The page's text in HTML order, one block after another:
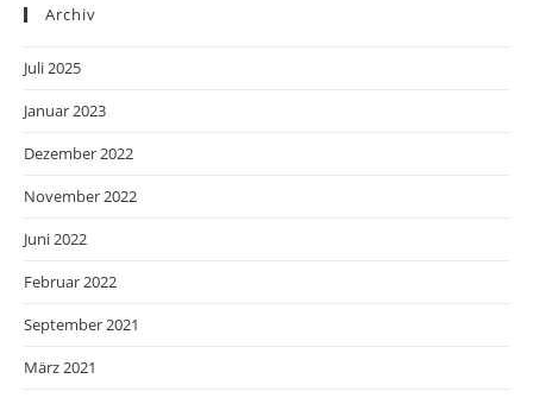
Archiv
Juli 2025
Januar 2023
Dezember 2022
November 2022
Juni 2022
Februar 2022
September 2021
März 2021